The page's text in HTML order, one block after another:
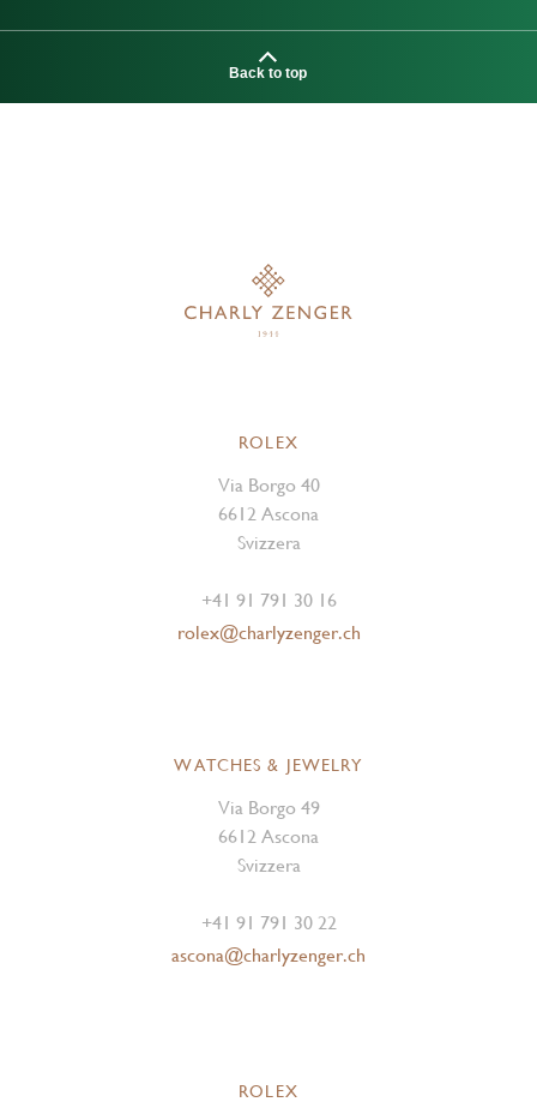
Back to top
ROLEX
Via Borgo 40
6612 Ascona
Svizzera
+41 91 791 30 16
rolex@charlyzenger.ch
WATCHES & JEWELRY
Via Borgo 49
6612 Ascona
Svizzera
+41 91 791 30 22
ascona@charlyzenger.ch
ROLEX